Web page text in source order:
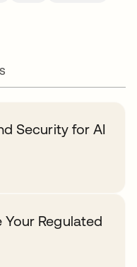
Security for AI
Your Regulated